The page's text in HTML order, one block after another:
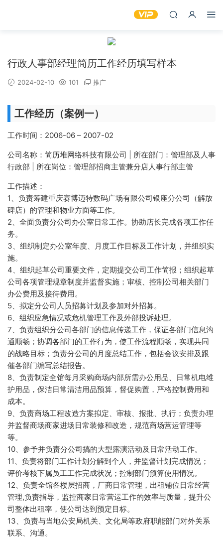
行政人事部经理简历工作经历填写样本
2024-02-10 101 推广
工作经历（案例一）
工作时间：2006-06 – 2007-02
公司名称：简历堆网络科技有限公司 | 所在部门：管理部及人事
行政部 | 所在岗位：管理部招商主管兼分店人事行部主管
工作描述：
1、负责筹建重庆赛博迈特数码广场有限公司银座分公司（解放
碑店）的管理和物业方面等工作。
2、全面负责分公司办公室日常工作。协助店长完成各项工作任
务。
3、组织制定办公室年度、月度工作目标及工作计划，并组织实
施。
4、组织起草公司重要文件，定期提交公司工作简报；组织起草
公司各项管理规章制度并监督实施；审核、控制公司相关部门
办公费用及接待费用。
5、拟定分公司人员招募计划及参加对外招募。
6、组织应急情况或危机管理工作及外部投诉处理。
7、负责组织分公司各部门的信息传递工作，保证各部门信息沟
通顺畅；协调各部门的工作行为，使工作流程顺畅，实现共同
的战略目标；负责分公司的月度总结工作，包括会议安排及跟
催各部门编写总结报告。
8、负责制定全馆每月采购商场内部所需办公用品、日常机电维
护用品，保洁日常清洁用品预算，督促购置，严格控制费用和
成本。
9、负责商场工程改造方案拟定、审核、报批、执行；负责办理
并监督商场商家进场日常装修和改造，规范商场营运管理等
等。
10、参予并负责分公司搞的大型露演活动及日常活动工作。
11、负责将部门工作计划分解到个人，并监督计划完成情况；
评价考核下属员工工作完成状况；控制部门预算使用情况。
12、负责全馆各楼层招商，厂商日常管理，出租铺位日常经营
管理,负责指导，监控商家日常营运工作的效率与质量，提升公
司整体出租率，使公司达到预定目标。
13、负责与当地公安局机关、文化局等政府职能部门对外关系
联系、沟通。